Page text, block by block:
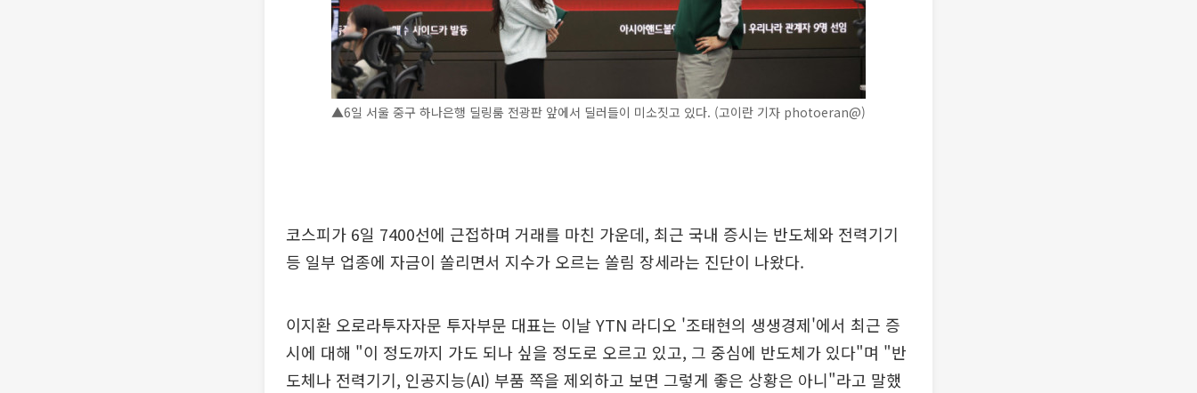
▲6일 서울 중구 하나은행 딜링룸 전광판 앞에서 딜러들이 미소짓고 있다. (고이란 기자 photoeran@)
코스피가 6일 7400선에 근접하며 거래를 마친 가운데, 최근 국내 증시는 반도체와 전력기기
등 일부 업종에 자금이 쏠리면서 지수가 오르는 쏠림 장세라는 진단이 나왔다.
이지환 오로라투자자문 투자부문 대표는 이날 YTN 라디오 '조태현의 생생경제'에서 최근 증
시에 대해 "이 정도까지 가도 되나 싶을 정도로 오르고 있고, 그 중심에 반도체가 있다"며 "반
도체나 전력기기, 인공지능(AI) 부품 쪽을 제외하고 보면 그렇게 좋은 상황은 아니"라고 말했